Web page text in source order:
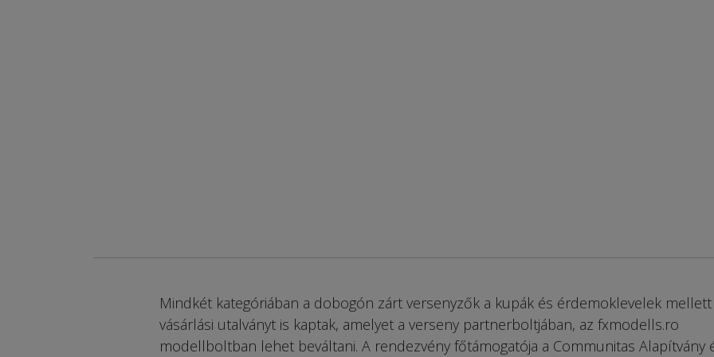
Mindkét kategóriában a dobogón zárt versenyzők a kupák és érdemoklevelek mellett
vásárlási utalványt is kaptak, amelyet a verseny partnerboltjában, az fxmodells.ro
modellboltban lehet beváltani. A rendezvény főtámogatója a Communitas Alapítvány